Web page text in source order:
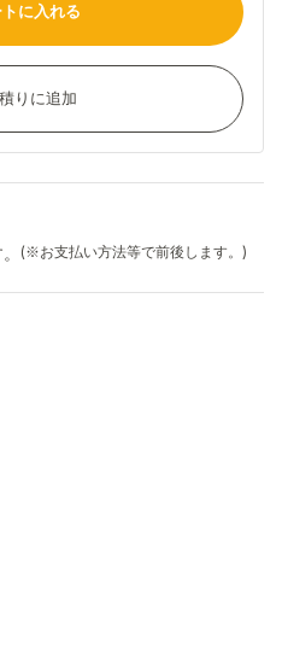
に入れる
りに追加
(※お支払い方法等で前後します。)